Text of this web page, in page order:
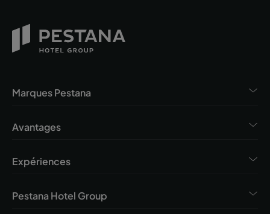
Marques Pestana
Avantages
Expériences
Pestana Hotel Group